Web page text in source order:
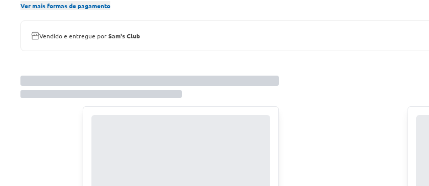
Ver mais formas de pagamento
Vendido e entregue porSam's Club